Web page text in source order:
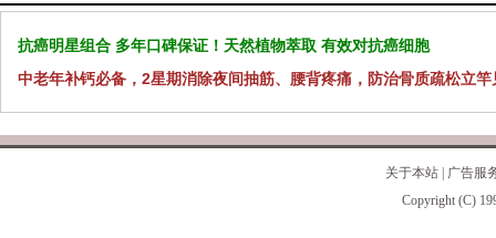
抗癌明星组合 多年口碑保证！天然植物萃取 有效对抗癌细胞
中老年补钙必备，2星期消除夜间抽筋、腰背疼痛，防治骨质疏松立竿
关于本站
广告服
Copyright (C)